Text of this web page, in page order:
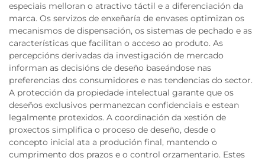
especiais melloran o atractivo táctil e a diferenciación da
marca. Os servizos de enxeñaría de envases optimizan os
mecanismos de dispensación, os sistemas de pechado e as
características que facilitan o acceso ao produto. As
percepcións derivadas da investigación de mercado
informan as decisións de deseño baseándose nas
preferencias dos consumidores e nas tendencias do sector.
A protección da propiedade intelectual garante que os
deseños exclusivos permanezcan confidenciais e estean
legalmente protexidos. A coordinación da xestión de
proxectos simplifica o proceso de deseño, desde o
concepto inicial ata a produción final, mantendo o
cumprimento dos prazos e o control orzamentario. Estes